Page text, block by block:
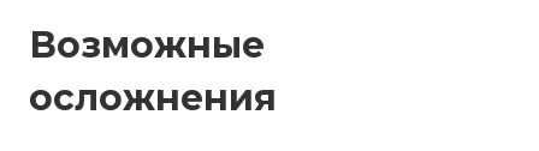
Возможные
осложнения